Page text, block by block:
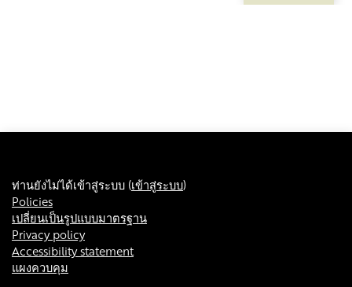
ท่านยังไม่ได้เข้าสู่ระบบ (เข้าสู่ระบบ)
Policies
เปลี่ยนเป็นรูปแบบมาตรฐาน
Privacy policy
Accessibility statement
แผงควบคุม